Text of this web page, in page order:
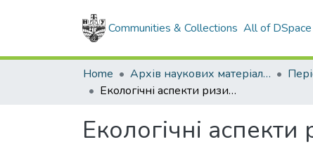
Communities & Collections All of DSpace
Home Архів наукових матеріалів
Екологічні аспекти ризику виробництва плат та гальваніки
Екологічні